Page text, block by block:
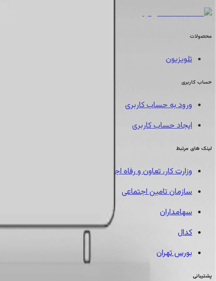
محصولات
تلویزیون
حساب کاربری
ورود به حساب کاربری
ایجاد حساب کاربری
لینک های مرتبط
وزارت کار، تعاون و رفاه اجتماعی
سازمان تامین اجتماعی
سهامداران
کدال
بورس تهران
پشتیبانی